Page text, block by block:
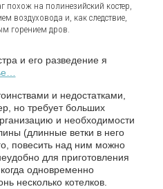
похож на полинезийский костер,
воздуховода и, как следствие,
горением дров.
и его разведение я
и недостатками,
но требует больших
и необходимости
(длинные ветки в него
повесить над ним можно
для приготовления
одновременно
несколько котелков.